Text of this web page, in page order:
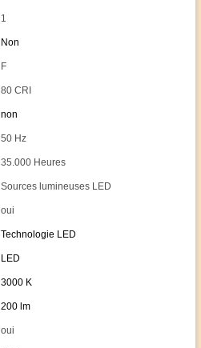
1
Non
F
80 CRI
non
50 Hz
35.000 Heures
Sources lumineuses LED
oui
Technologie LED
LED
3000 K
200 lm
oui